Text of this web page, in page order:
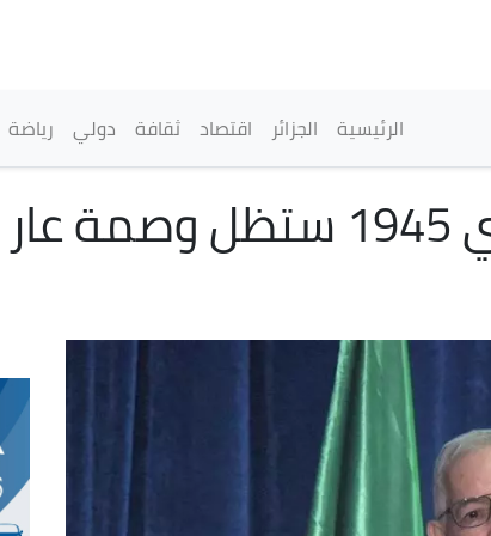
القائمة الرئيسية
الرئيسية الجزائر اقتصاد ثقافة دولي رياضة
تاشريفت : مجازر الـ8 ماي